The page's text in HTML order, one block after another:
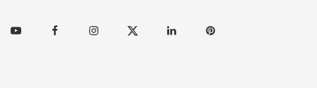
Youtube FacebookInstagramTwitter Linkedin Pinterest